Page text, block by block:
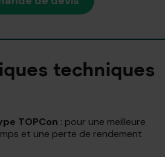
techniques
TOPCon : pour une meilleure
et une perte de rendement